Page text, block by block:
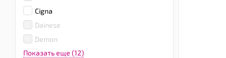
Cigna
Dainese
Demon
Показать еще (12)